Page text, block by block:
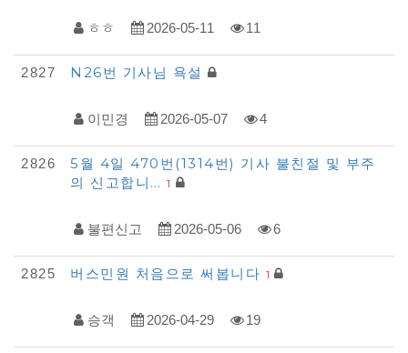
ㅎㅎ 2026-05-11 11
2827 N26번 기사님 욕설
이민경 2026-05-07 4
2826
5월 4일 470번(1314번) 기사 불친절 및 부주
의 신고합니… 1
불편신고 2026-05-06 6
2825 버스민원 처음으로 써봅니다 1
승객 2026-04-29 19